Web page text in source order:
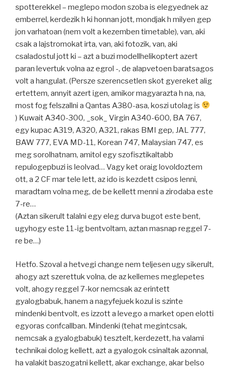
spotterekkel – meglepo modon szoba is elegyednek az
emberrel, kerdezik h ki honnan jott, mondjak h milyen gep
jon varhatoan (nem volt a kezemben timetable), van, aki
csak a lajstromokat irta, van, aki fotozik, van, aki
csaladostul jott ki – azt a buzi modellhelikoptert azert
paran levertuk volna az egrol -, de alapvetoen baratsagos
volt a hangulat. (Persze szerencsetlen skot gyereket alig
ertettem, annyit azert igen, amikor magyarazta h na, na,
most fog felszallni a Qantas A380-asa, koszi utolag is
) Kuwait A340-300, _sok_ Virgin A340-600, BA 767,
egy kupac A319, A320, A321, rakas BMI gep, JAL 777,
BAW 777, EVA MD-11, Korean 747, Malaysian 747, es
meg sorolhatnam, amitol egy szofisztikaltabb
repulogepbuzi is leolvad… Vagy ket oraig lovoldoztem
ott, a 2 CF mar tele lett, az ido is kezdett csipos lenni,
maradtam volna meg, de be kellett menni a zirodaba este
7-re…
(Aztan sikerult talalni egy eleg durva bugot este bent,
ugyhogy este 11-ig bentvoltam, aztan masnap reggel 7-
re be…)
Hetfo. Szoval a hetvegi change nem teljesen ugy sikerult,
ahogy azt szerettuk volna, de az kellemes meglepetes
volt, ahogy reggel 7-kor nemcsak az erintett
gyalogbabuk, hanem a nagyfejuek kozul is szinte
mindenki bentvolt, es izzott a levego a market open elotti
egyoras confcallban. Mindenki (tehat megintcsak,
nemcsak a gyalogbabuk) tesztelt, kerdezett, ha valami
technikai dolog kellett, azt a gyalogok csinaltak azonnal,
ha valakit baszogatni kellett, akar exchange, akar belso